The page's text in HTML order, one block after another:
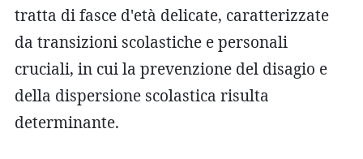
tratta di fasce d'età delicate, caratterizzate
da transizioni scolastiche e personali
cruciali, in cui la prevenzione del disagio e
della dispersione scolastica risulta
determinante.